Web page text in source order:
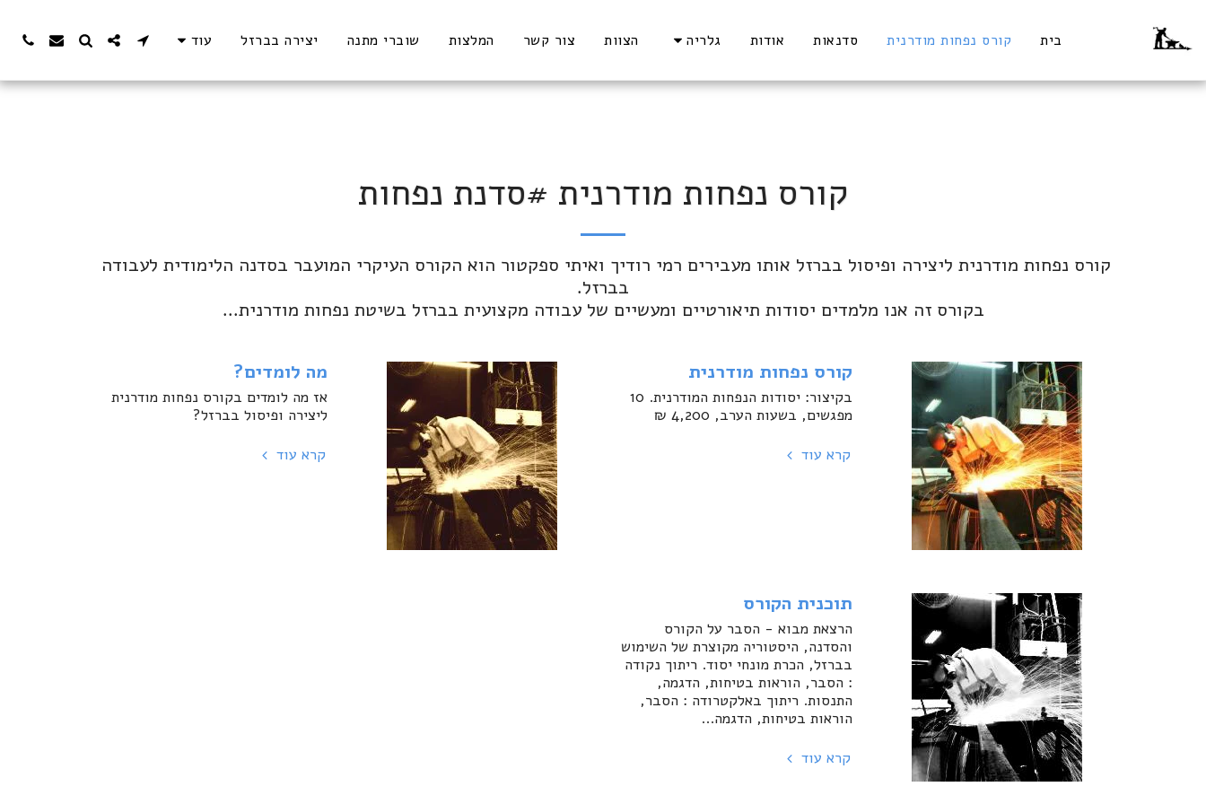
בית קורס נפחות מודרנית סדנאות אודות גלריה הצוות צור קשר המלצות שוברי מתנה יצירה בברזל עוד
קורס נפחות מודרנית #סדנת נפחות
בקורס זה אנו מלמדים יסודות תיאורטיים ומעשיים של עבודה מקצועית בברזל בשיטת נפחות מודרנית...
קורס נפחות מודרנית
בקיצור: יסודות הנפחות המודרנית. 10
מפגשים, בשעות הערב, 4,200 ₪
קרא עוד
מה לומדים?
אז מה לומדים בקורס נפחות מודרנית
ליצירה ופיסול בברזל?
קרא עוד
תוכנית הקורס
הרצאת מבוא - הסבר על הקורס
והסדנה, היסטוריה מקוצרת של השימוש
בברזל, הכרת מונחי יסוד. ריתוך נקודה
: הסבר, הוראות בטיחות, הדגמה,
התנסות. ריתוך באלקטרודה : הסבר,
הוראות בטיחות, הדגמה...
קרא עוד